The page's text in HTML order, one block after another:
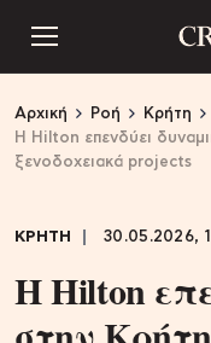
Αρχική Ροή Κρήτη
Η Hilton επενδύει
ξενοδοχειακά projects
ΚΡΗΤΗ 30.05.2026,
Η Hilton